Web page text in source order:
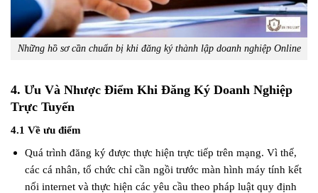
Những hồ sơ cần chuẩn bị khi đăng ký thành lập doanh nghiệp Online
4. Ưu Và Nhược Điểm Khi Đăng Ký Doanh Nghiệp
Trực Tuyến
4.1 Về ưu điểm
Quá trình đăng ký được thực hiện trực tiếp trên mạng. Vì thế,
các cá nhân, tổ chức chỉ cần ngồi trước màn hình máy tính kết
nối internet và thực hiện các yêu cầu theo pháp luật quy định